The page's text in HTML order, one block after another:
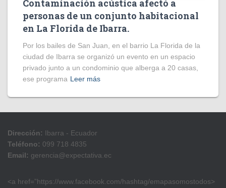
Contaminación acústica afectó a
personas de un conjunto habitacional
en La Florida de Ibarra.
Por los bailes de San Juan, en el barrio La Florida de la
ciudad de Ibarra se organizó un evento en un espacio
privado junto a un condominio que alberga a 20 casas,
ese programa Leer más
Dirección: Ibarra - Ecuador
Teléfono: 099 718 4835
Email: gerencia@expectativa.ec
<a href=”https://www.facebook.com/hashtag/emapasomostodos>